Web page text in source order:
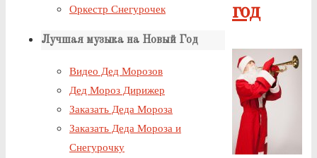
год
Оркестр Снегурочек
Лучшая музыка на Новый Год
Видео Дед Морозов
Дед Мороз Дирижер
Заказать Деда Мороза
Заказать Деда Мороза и
Снегурочку